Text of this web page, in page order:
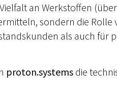
an Werkstoffen
sondern die Rolle
als auch für
proton.systems die